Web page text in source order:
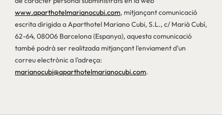
www.aparthotelmarianocubi.com, mitjançant comunicació
escrita dirigida a Aparthotel Mariano Cubi, S.L., c/ Marià Cubí,
62-64, 08006 Barcelona (Espanya), aquesta comunicació
també podrà ser realitzada mitjançant l'enviament d'un
correu electrònic a l'adreça:
marianocubi@aparthotelmarianocubi.com.